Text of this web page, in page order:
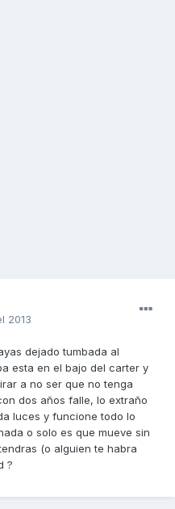
2013
dejado tumbada al
esta en el bajo del carter y
a no ser que no tenga
dos años falle, lo extraño
luces y funcione todo lo
o solo es que mueve sin
(o alguien te habra
?